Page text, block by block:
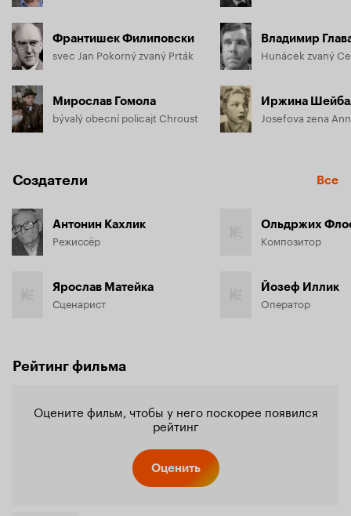
Франтишек Филиповски
svec Jan Pokorný zvaný Prták
Мирослав Гомола
bývalý obecní policajt Chroust
Владимир
Hunácek zvaný
Иржина
Josefova zena
Создатели Все
Антонин Кахлик
Режиссёр
Ярослав Матейка
Сценарист
Ольдржих
Композитор
Йозеф Иллик
Оператор
Рейтинг фильма
Оцените фильм, чтобы у него поскорее появился
рейтинг
Оценить